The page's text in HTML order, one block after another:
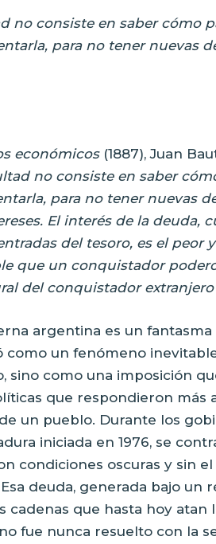
no consiste en saber cómo
para no tener nuevas
económicos(1887), Juan
no consiste en saber
para no tener nuevas
El interés de la deuda,
del tesoro, es el peor
que un conquistador
del conquistador
argentina es un
como un fenómeno
sino como una imposición
que respondieron más
un pueblo. Durante los
iniciada en 1976, se
condiciones oscuras y sin
deuda, generada bajo
cadenas que hasta hoy
fue nunca resuelto con la